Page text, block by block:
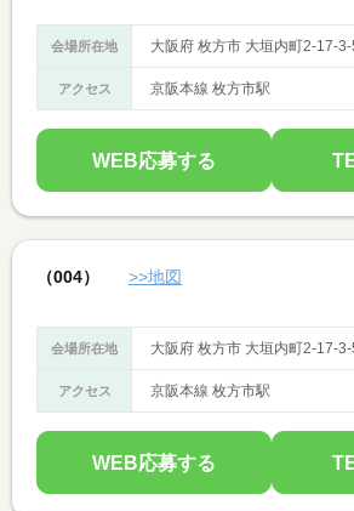
会場所在地 大阪府 枚方市 大垣内町2-17-
アクセス 京阪本線 枚方市駅
WEB応募する
（004） >>地図
会場所在地 大阪府 枚方市 大垣内町2-17-
アクセス 京阪本線 枚方市駅
WEB応募する